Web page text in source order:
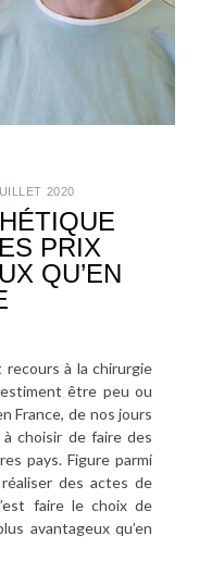
2020
PRIX
QU’EN
à la chirurgie
être peu ou
France, de nos jours
choisir de faire des
pays. Figure parmi
des actes de
faire le choix de
avantageux qu’en